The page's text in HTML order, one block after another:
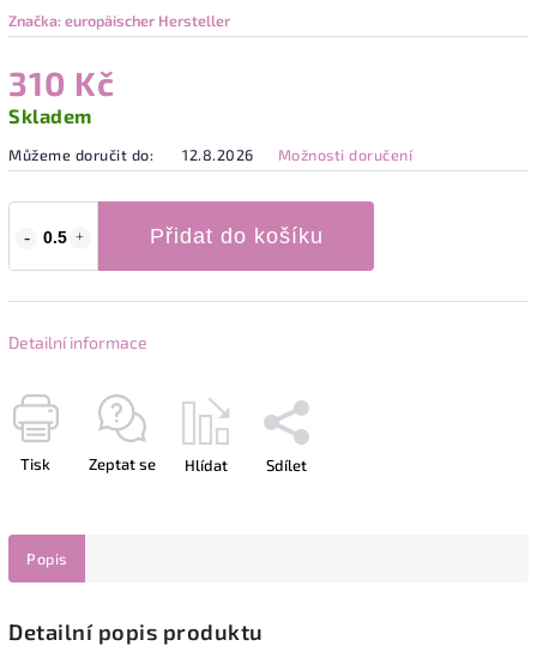
Značka:europäischer Hersteller
310 Kč
Skladem
Můžeme doručit do: 12.8.2026 Možnosti doručení
Přidat do košíku
Detailní informace
Tisk Zeptat se Hlídat Sdílet
Popis
Detailní popis produktu